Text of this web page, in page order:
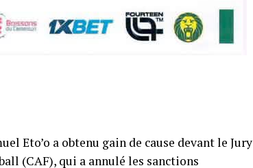
Eto’o a obtenu gain de cause devant le Jury
(CAF), qui a annulé les sanctions